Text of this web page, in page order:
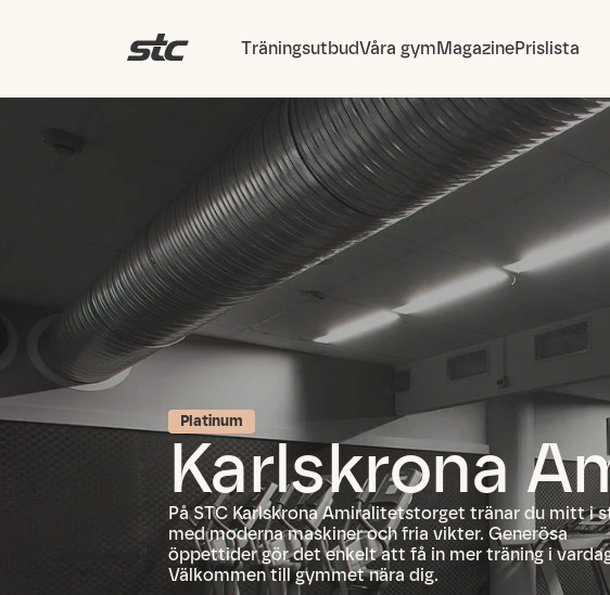
TräningsutbudVåra gymMagazinePrislista
Platinum
Karlskrona
På STC Karlskrona Amiralitetstorget tränar du mitt i
med moderna maskiner och fria vikter. Generösa
öppettider gör det enkelt att få in mer träning i
Välkommen till gymmet nära dig.